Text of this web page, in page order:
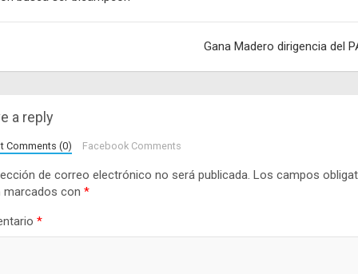
Gana Madero dirigencia del
a reply
Comments (0) Facebook Comments
de correo electrónico no será publicada. Los campos
marcados con *
*